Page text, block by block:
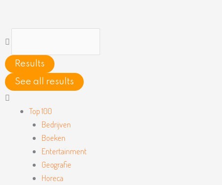
inhoud
Main
Menu
Top 100
Bedrijven
Boeken
Entertainment
Geografie
Horeca
...
Results
See all results